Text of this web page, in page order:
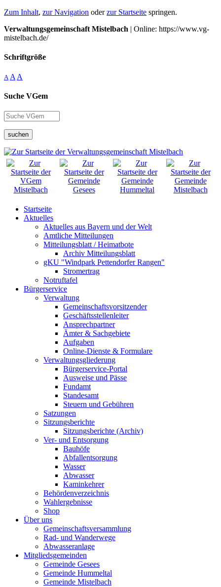
Zum Inhalt, zur Navigation oderzur Startseite springen.
Verwaltungsgemeinschaft Mistelbach | Online: https://www.vg-
mistelbach.de/
Schriftgröße
A A A
Suche VGem
suchen
Startseite
Aktuelles
Aktuelles aus Bayern und der Welt
Amtliche Mitteilungen
Mitteilungsblatt / Heimatbote
Archiv Mitteilungsblatt
gKU "Windpark Pettendorfer Rangen"
Stromertrag
Notruftafel
Bürgerservice
Verwaltung
Gemeinschaftsvorsitzender
Geschäftsstellenleiter
Ansprechpartner
Ämter & Sachgebiete
Aufgaben
Online-Dienste & Formulare
Verwaltungsgliederung
Bürgerservice-Portal
Ausweise und Pässe
Fundamt
Standesamt
Steuern und Gebühren
Satzungen
Sitzungsberichte
Sitzungsberichte (Archiv)
Ver- und Entsorgung
Bauhöfe
Abfallentsorgung
Wasser
Abwasser
Kaminkehrer
Behördenverzeichnis
Wahlergebnisse
Shop
Über uns
Gemeinschaftsversammlung
Rad- und Wanderwege
Abwasseranlage
Mitgliedsgemeinden
Gemeinde Gesees
Gemeinde Hummeltal
Gemeinde Mistelbach